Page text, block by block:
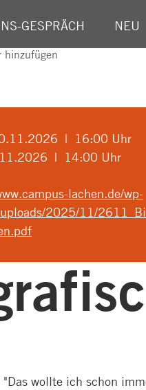
GESPRÄCH NEU
hinzufügen
| 16:00 Uhr
| 14:00 Uhr
lachen.de/wp-
2025/11/
"Das wollte ich schon